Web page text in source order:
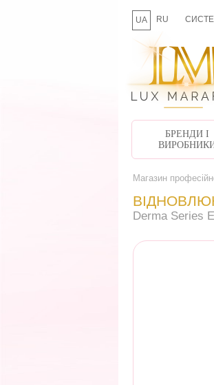
UA RU
БРЕНДИ І
Магазин
Derma Series